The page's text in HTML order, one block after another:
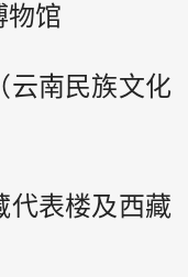
物馆
云南民族文化
代表楼及西藏